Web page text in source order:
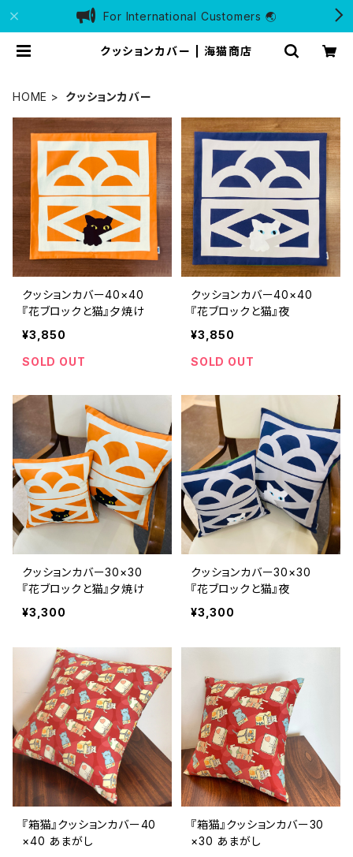
For International Customers 🌏
クッションカバー | 海猫商店
HOME クッションカバー
クッションカバー40×40
『花ブロックと猫』夕焼け
¥3,850
SOLD OUT
クッションカバー40×40
『花ブロックと猫』夜
¥3,850
SOLD OUT
クッションカバー30×30
『花ブロックと猫』夕焼け
¥3,300
クッションカバー30×30
『花ブロックと猫』夜
¥3,300
『箱猫』クッションカバー40
×40 あまがし
『箱猫』クッションカバー30
×30 あまがし